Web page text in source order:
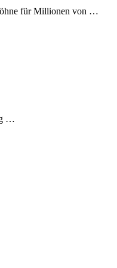
für Millionen von …
…